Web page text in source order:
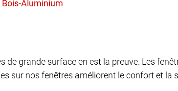
de grande surface en est la preuve. Les
sur nos fenêtres améliorent le confort et